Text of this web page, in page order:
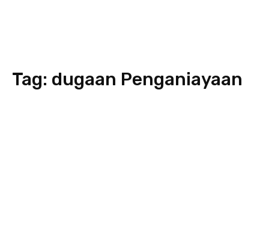
Tag: dugaan Penganiayaan